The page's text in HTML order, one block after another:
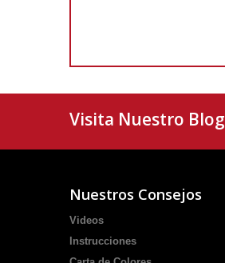
Visita Nuestro Blog
Nuestros Consejos
Videos
Instrucciones